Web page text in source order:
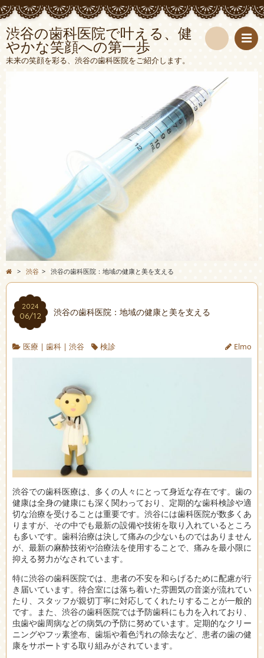
渋谷の歯科医院で叶える、健
やかな笑顔への第一歩
未来の笑顔を彩る、渋谷の歯科医院をご紹介します。
索
> 渋谷 > 渋谷の歯科医院：地域の健康と美を支える
2024
06/12 渋谷の歯科医院：地域の健康と美を支える
医療 | 歯科| 渋谷 検診 Elmo
渋谷での歯科医療は、多くの人々にとって身近な存在です。 歯の
健康は全身の健康にも深く関わっており、定期的な歯科検診や適
切な治療を受けることは重要です。渋谷には歯科医院が数多くあ
りますが、その中でも最新の設備や技術を取り入れているところ
も多いです。歯科治療は決して痛みの少ないものではありません
が、最新の麻酔技術や治療法を使用することで、痛みを最小限に
抑える努力がなされています。
特に渋谷の歯科医院では、患者の不安を和らげるために配慮が行
き届いています。待合室には落ち着いた雰囲気の音楽が流れてい
たり、スタッフが親切丁寧に対応してくれたりすることが一般的
です。また、渋谷の歯科医院では予防歯科にも力を入れており、
虫歯や歯周病などの病気の予防に努めています。定期的なクリー
ニングやフッ素塗布、歯垢や着色汚れの除去など、患者の歯の健
康をサポートする取り組みがされています。